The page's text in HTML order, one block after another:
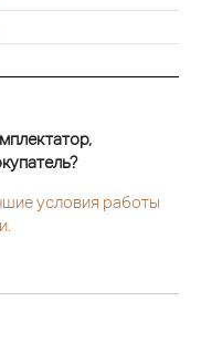
условия работы